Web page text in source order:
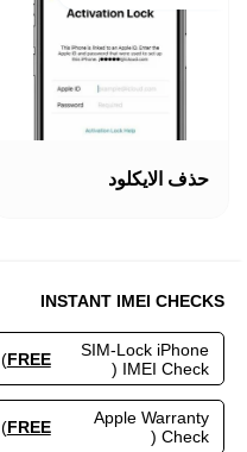
حذف الايكلود
العديد
يمكن
اختيار
الخيارات
على
صفحة
المنتج
INSTANT IMEI CHECKS
SIM-Lock iPhone
IMEI Check (
FREE
)
Apple Warranty
Check (
FREE
)